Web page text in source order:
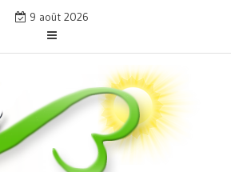
9 août 2026
BEAULIEU –